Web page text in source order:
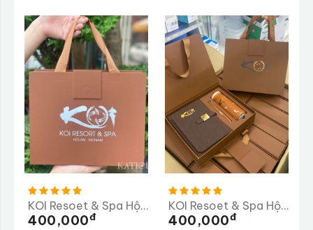
KOI Resoet & Spa Hội An
400,000Đ
KOI Resoet & Spa Hội An Lần 2
400,000Đ